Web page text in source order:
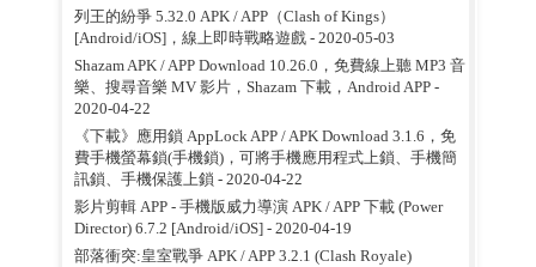
列王的紛爭 5.32.0 APK / APP（Clash of Kings）
[Android/iOS]，線上即時戰略遊戲- 2020-05-03
Shazam APK / APP Download 10.26.0，免費線上聽 MP3 音
樂、搜尋音樂 MV 影片，Shazam 下載，Android APP-
2020-04-22
《下載》應用鎖 AppLock APP / APK Download 3.1.6，免
費手機螢幕鎖(手機鎖)，可將手機應用程式上鎖、手機簡
訊鎖、手機保護上鎖 - 2020-04-22
影片剪輯 APP - 手機版威力導演 APK / APP 下載 (Power
Director) 6.7.2 [Android/iOS]- 2020-04-19
部落衝突:皇室戰爭 APK / APP 3.2.1 (Clash Royale)